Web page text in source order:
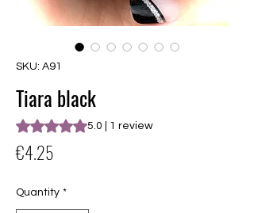
SKU: A91
Tiara black
Rating is 5.0 out of five stars based on 1
5.0 | 1 review
€4.25
Quantity *